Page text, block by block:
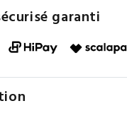
garanti